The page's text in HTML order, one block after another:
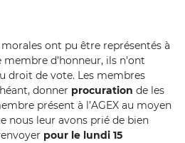
ont pu être représentés à
membre d’honneur, ils n'ont
droit de vote. Les membres
donner procuration de les
présent à l’AGEX au moyen
nous leur avons prié de bien
pour le lundi 15